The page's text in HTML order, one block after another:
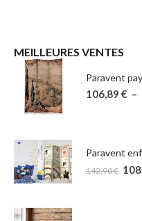
MEILLEURES VENTES
Paravent
106,89 € –
Paravent
142,90€